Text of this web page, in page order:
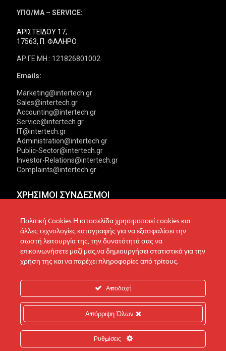
ΥΠΟ/ΜΑ – SERVICE:
ΑΡΙΣΤΕΙΔΟΥ 17,
17563, Π. ΦΑΛΗΡΟ
ΑΡ.ΓΕ.ΜΗ.: 121826801002
Emails:
Marketing@intertech.gr
Sales@intertech.gr
Accounting@intertech.gr
Service@intertech.gr
IT@intertech.gr
Administration@intertech.gr
Public-Sector@intertech.gr
Investor-Relations@intertech.gr
Complaints@intertech.gr
ΧΡΗΣΙΜΟΙ ΣΥΝΔΕΣΜΟΙ
Δίκτυο συνεργατών
Τεχνική υποστήριξη
Πολιτική Απορρήτου
Πολιτική Cookies
Πολιτική Προστασίας
Δεδομένων
Επικοινωνία
© 2022 Intertech S.A. All Rights reserved.
Web Design & Development by
Πολιτική Cookies Η ιστοσελίδα χρησιμοποιεί cookies και
άλλες τεχνολογίες καταγραφής για να εξασφαλίσει την
σωστή λειτουργία της, την δυνατότητά σας να
επικοινωνήσετε μαζί μας,να δημιουργήσει στατιστικά για την
χρήση της και να παρέχει πληροφορίες από τρίτους.
Αποδοχή
Απόρριψη Όλων
Ρυθμίσεις